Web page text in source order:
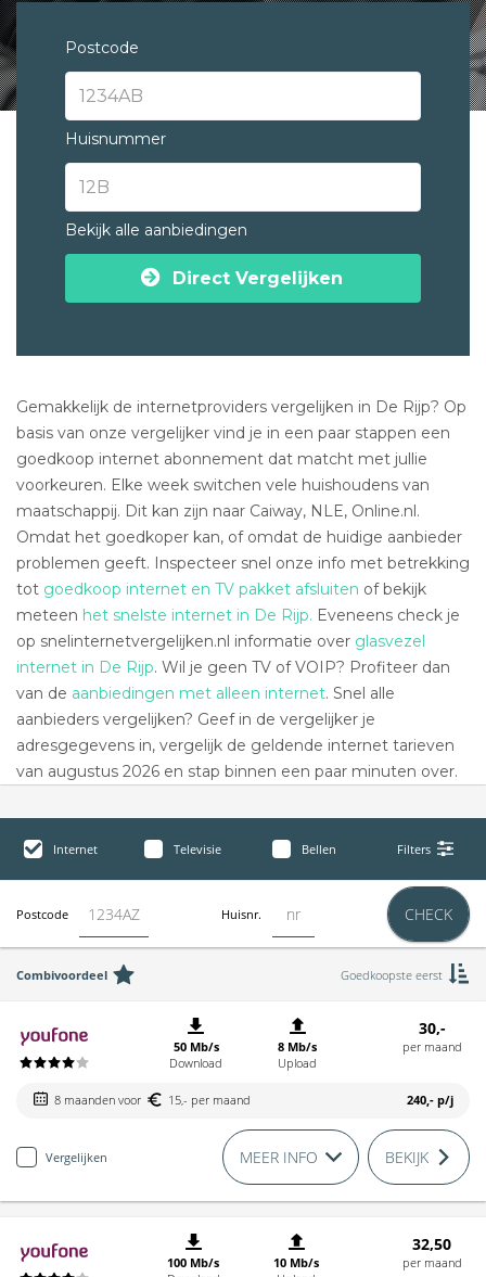
Postcode
Huisnummer
Bekijk alle aanbiedingen
Direct Vergelijken
Gemakkelijk de internetproviders vergelijken in De Rijp? Op
basis van onze vergelijker vind je in een paar stappen een
goedkoop internet abonnement dat matcht met jullie
voorkeuren. Elke week switchen vele huishoudens van
maatschappij. Dit kan zijn naar Caiway, NLE, Online.nl.
Omdat het goedkoper kan, of omdat de huidige aanbieder
problemen geeft. Inspecteer snel onze info met betrekking
tot goedkoop internet en TV pakket afsluiten of bekijk
meteen het snelste internet in De Rijp. Eveneens check je
op snelinternetvergelijken.nl informatie over glasvezel
internet in De Rijp. Wil je geen TV of VOIP? Profiteer dan
van de aanbiedingen met alleen internet. Snel alle
aanbieders vergelijken? Geef in de vergelijker je
adresgegevens in, vergelijk de geldende internet tarieven
van augustus 2026 en stap binnen een paar minuten over.
Internet Televisie Bellen Filters
Postcode Huisnr. CHECK
Combivoordeel Goedkoopste eerst
50 Mb/s
Download
8 Mb/s
Upload
30,-
per maand
8 maanden voor 15,- per maand 240,- p/j
Vergelijken MEER INFO BEKIJK
100 Mb/s
10 Mb/s
32,50
per maand